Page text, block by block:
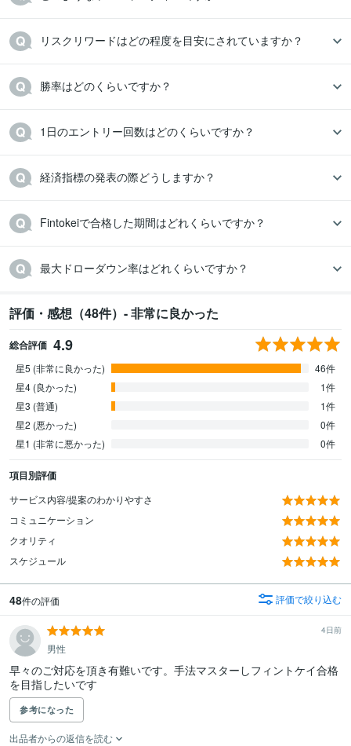
リスクリワードはどの程度を目安にされていますか？
勝率はどのくらいですか？
1日のエントリー回数はどのくらいですか？
経済指標の発表の際どうしますか？
Fintokeiで合格した期間はどれくらいですか？
最大ドローダウン率はどれくらいですか？
評価・感想（48件）- 非常に良かった
総合評価 4.9
星5 (非常に良かった)
46件
星4 (良かった)
1件
星3 (普通)
1件
星2 (悪かった)
0件
星1 (非常に悪かった)
0件
項目別評価
サービス内容/提案のわかりやすさ
コミュニケーション
クオリティ
スケジュール
48件の評価 評価で絞り込む
4日前
男性
早々のご対応を頂き有難いです。手法マスターしフィントケイ合格
を目指したいです
参考になった
出品者からの返信を読む